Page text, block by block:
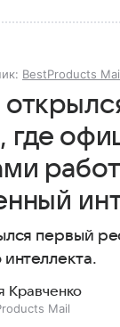
BestProducts
где
первый
интеллекта.
Кравченко
Mail